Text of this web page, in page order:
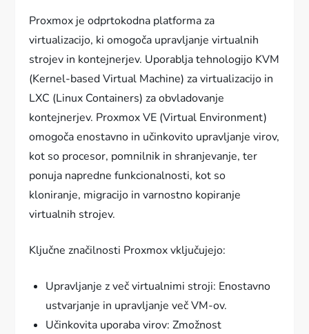
Proxmox je odprtokodna platforma za
virtualizacijo, ki omogoča upravljanje virtualnih
strojev in kontejnerjev. Uporablja tehnologijo KVM
(Kernel-based Virtual Machine) za virtualizacijo in
LXC (Linux Containers) za obvladovanje
kontejnerjev. Proxmox VE (Virtual Environment)
omogoča enostavno in učinkovito upravljanje virov,
kot so procesor, pomnilnik in shranjevanje, ter
ponuja napredne funkcionalnosti, kot so
kloniranje, migracijo in varnostno kopiranje
virtualnih strojev.
Ključne značilnosti Proxmox vključujejo:
Upravljanje z več virtualnimi stroji: Enostavno
ustvarjanje in upravljanje več VM-ov.
Učinkovita uporaba virov: Zmožnost